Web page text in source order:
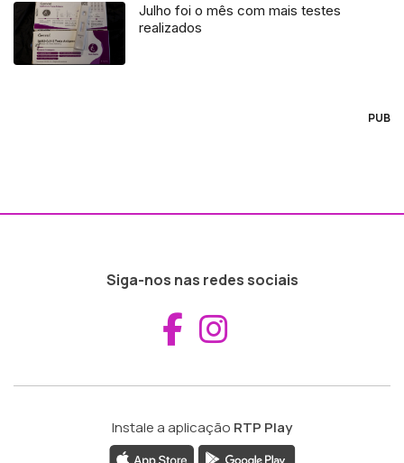
Julho foi o mês com mais testes
realizados
PUB
Siga-nos nas redes sociais
Aceder ao
Instale a aplicação RTP Play